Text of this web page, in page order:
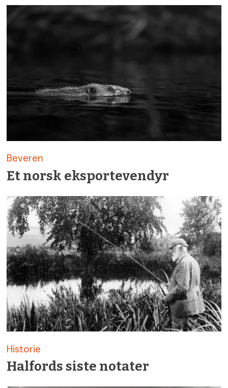
Beveren
Et norsk eksportevendyr
Historie
Halfords siste notater